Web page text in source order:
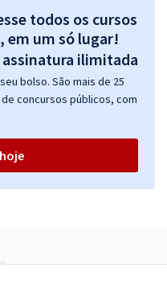
todos os cursos
em um só lugar!
bolso. São mais de 25
concursos públicos, com